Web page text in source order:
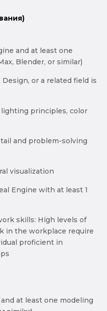
and at least one
Blender, or similar)
or a related field is
principles, color
and problem-solving
visualization
Engine with at least 1
skills: High levels of
in the workplace require
proficient in
at least one modeling